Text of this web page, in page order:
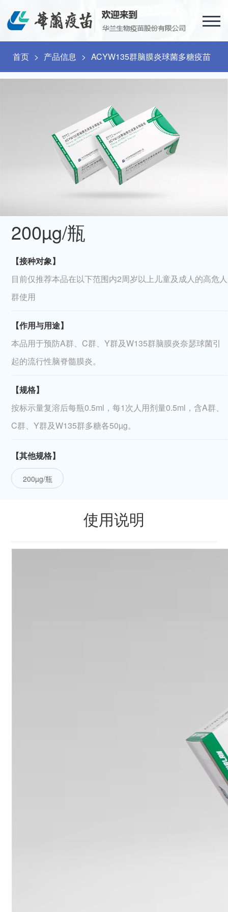
首页 > 产品信息 > ACYW135群脑膜炎球菌多糖疫苗
200µg/瓶
【接种对象】
目前仅推荐本品在以下范围内2周岁以上儿童及成人的高危人
群使用
【作用与用途】
本品用于预防A群、C群、Y群及W135群脑膜炎奈瑟球菌引
起的流行性脑脊髓膜炎。
【规格】
按标示量复溶后每瓶0.5ml，每1次人用剂量0.5ml，含A群、
C群、Y群及W135群多糖各50µg。
【其他规格】
200µg/瓶
使用说明